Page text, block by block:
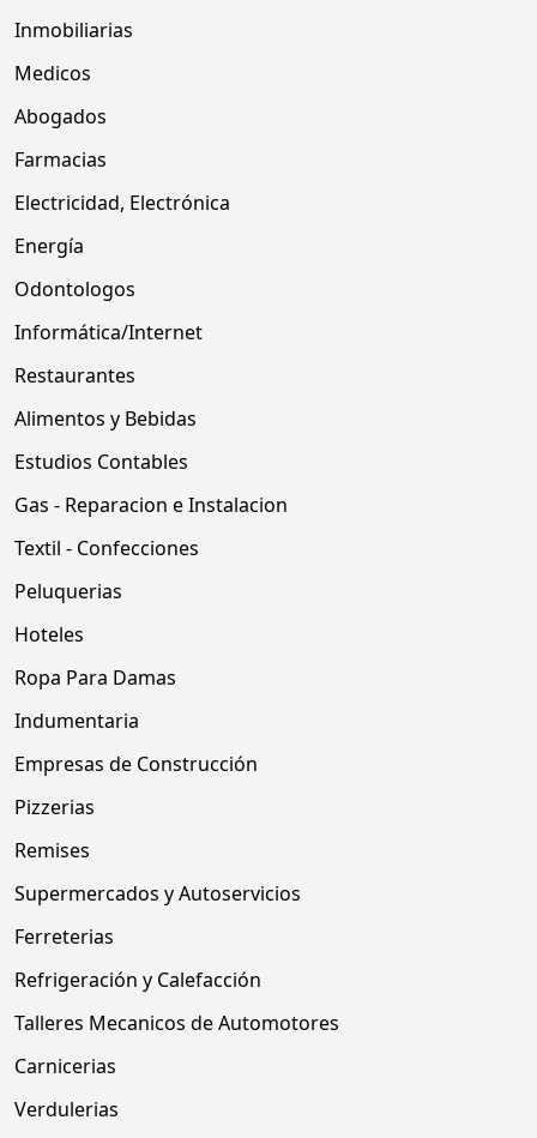
Inmobiliarias
Medicos
Abogados
Farmacias
Electricidad, Electrónica
Energía
Odontologos
Informática/Internet
Restaurantes
Alimentos y Bebidas
Estudios Contables
Gas - Reparacion e Instalacion
Textil - Confecciones
Peluquerias
Hoteles
Ropa Para Damas
Indumentaria
Empresas de Construcción
Pizzerias
Remises
Supermercados y Autoservicios
Ferreterias
Refrigeración y Calefacción
Talleres Mecanicos de Automotores
Carnicerias
Verdulerias